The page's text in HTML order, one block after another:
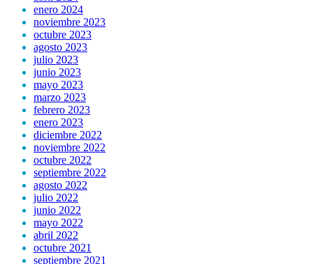
enero 2024
noviembre 2023
octubre 2023
agosto 2023
julio 2023
junio 2023
mayo 2023
marzo 2023
febrero 2023
enero 2023
diciembre 2022
noviembre 2022
octubre 2022
septiembre 2022
agosto 2022
julio 2022
junio 2022
mayo 2022
abril 2022
octubre 2021
septiembre 2021